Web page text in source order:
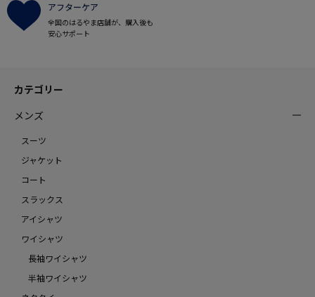
アフターケア
全国のはるやま店舗が、購入後も
安心サポート
カテゴリー
メンズ
スーツ
ジャケット
コート
スラックス
アイシャツ
ワイシャツ
長袖ワイシャツ
半袖ワイシャツ